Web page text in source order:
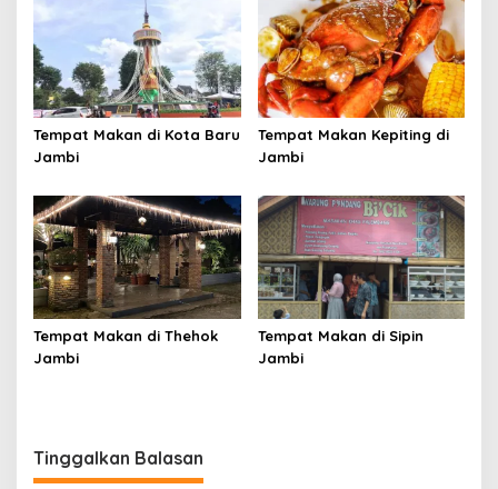
Tempat Makan di Kota Baru
Jambi
Tempat Makan Kepiting di
Jambi
Tempat Makan di Thehok
Jambi
Tempat Makan di Sipin
Jambi
Tinggalkan Balasan